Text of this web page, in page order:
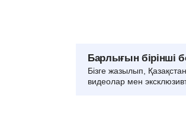
Барлығын бірінші
Бізге жазылып,
видеолар мен